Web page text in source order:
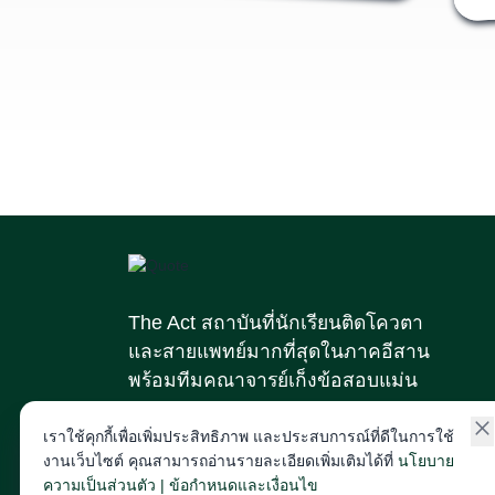
The Act สถาบันที่นักเรียนติดโควตา
และสายแพทย์มากที่สุดในภาคอีสาน
พร้อมทีมคณาจารย์เก็งข้อสอบแม่น
123/2 ม.8 ต.ศิลา อ.เมือง จ.ขอนแก่น
043-257-176
เราใช้คุกกี้เพื่อเพิ่มประสิทธิภาพ และประสบการณ์ที่ดีในการใช้
งานเว็บไซต์ คุณสามารถอ่านรายละเอียดเพิ่มเติมได้ที่ นโยบาย
ความเป็นส่วนตัว | ข้อกำหนดและเงื่อนไข